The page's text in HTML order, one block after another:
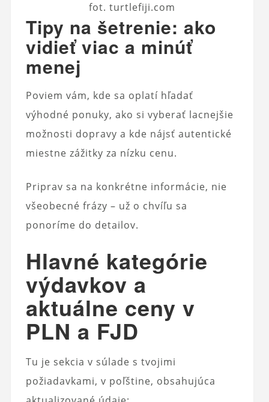
fot. turtlefiji.com
Tipy na šetrenie: ako
vidieť viac a minúť
menej
Poviem vám, kde sa oplatí hľadať
výhodné ponuky, ako si vyberať lacnejšie
možnosti dopravy a kde nájsť autentické
miestne zážitky za nízku cenu.
Priprav sa na konkrétne informácie, nie
všeobecné frázy – už o chvíľu sa
ponoríme do detailov.
Hlavné kategórie
výdavkov a
aktuálne ceny v
PLN a FJD
Tu je sekcia v súlade s tvojimi
požiadavkami, v poľštine, obsahujúca